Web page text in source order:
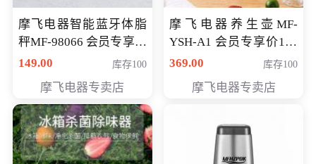
摩飞电器智能蓝牙体脂
秤MF-98066 会员专享价
98元
149.00 库存100
摩飞电器专卖店
摩飞电器养生壶MF-
YSH-A1 会员专享价198
元
369.00 库存100
摩飞电器专卖店